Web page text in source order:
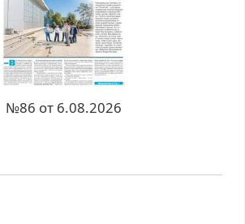
№86 от 6.08.2026